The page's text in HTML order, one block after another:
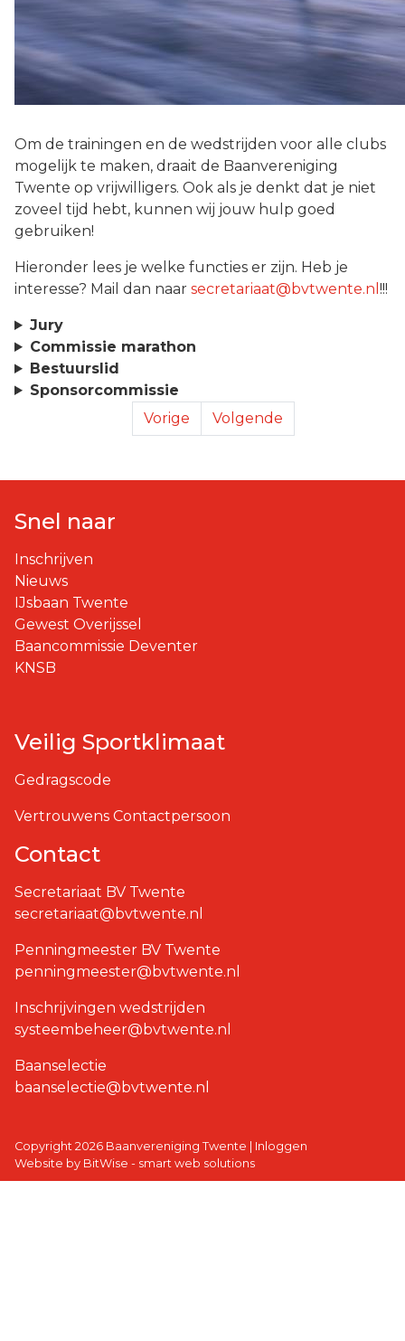
Om de trainingen en de wedstrijden voor alle clubs
mogelijk te maken, draait de Baanvereniging
Twente op vrijwilligers. Ook als je denkt dat je niet
zoveel tijd hebt, kunnen wij jouw hulp goed
gebruiken!
Hieronder lees je welke functies er zijn. Heb je
interesse? Mail dan naar secretariaat@bvtwente.nl !!!
Jury
Commissie marathon
Bestuurslid
Sponsorcommissie
Vorige Tijdrit Losser 23-05-2025
Volgende
Snel naar
Inschrijven
Nieuws
IJsbaan Twente
Gewest Overijssel
Baancommissie Deventer
KNSB
Veilig Sportklimaat
Gedragscode
Vertrouwens Contactpersoon
Contact
Secretariaat BV Twente
secretariaat@bvtwente.nl
Penningmeester BV Twente
penningmeester@bvtwente.nl
Inschrijvingen wedstrijden
systeembeheer@bvtwente.nl
Baanselectie
baanselectie@bvtwente.nl
Copyright 2026 Baanvereniging Twente | Inloggen
Website by BitWise - smart web solutions